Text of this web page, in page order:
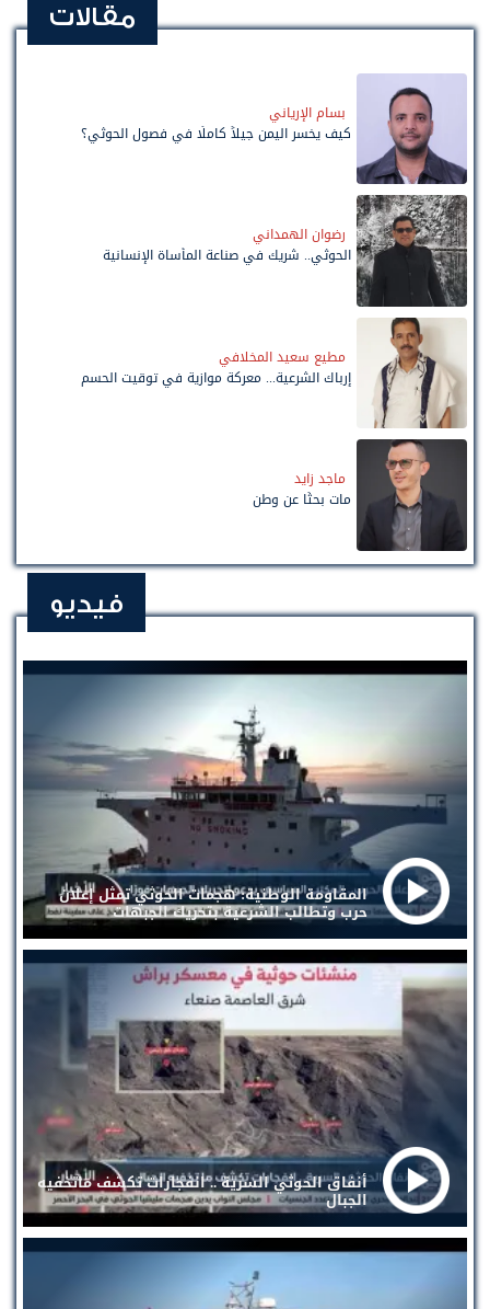
مقالات
بسام الإرياني
كيف يخسر اليمن جيلاً كاملًا في فصول الحوثي؟
رضوان الهمداني
الحوثي.. شريك في صناعة المأساة الإنسانية
مطيع سعيد المخلافي
إرباك الشرعية... معركة موازية في توقيت الحسم
ماجد زايد
مات بحثًا عن وطن
فيديو
المقاومة الوطنية: هجمات الحوثي تمثل إعلان
حرب وتطالب الشرعية بتحريك الجبهات
أنفاق الحوثي السرية .. انفجارات تكشف ماتخفيه
الجبال